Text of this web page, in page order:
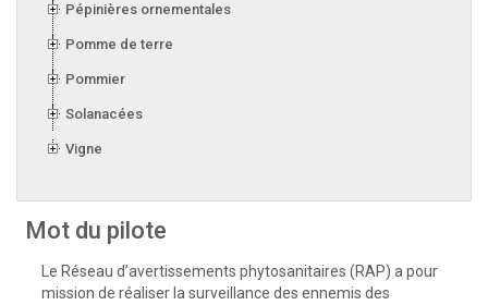
Pépinières ornementales
Pomme de terre
Pommier
Solanacées
Vigne
Mot du pilote
Le Réseau d’avertissements phytosanitaires (RAP) a pour
mission de réaliser la surveillance des ennemis des